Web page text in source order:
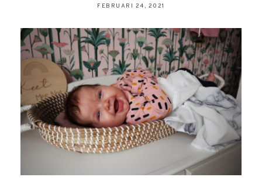
FEBRUARI 24, 2021